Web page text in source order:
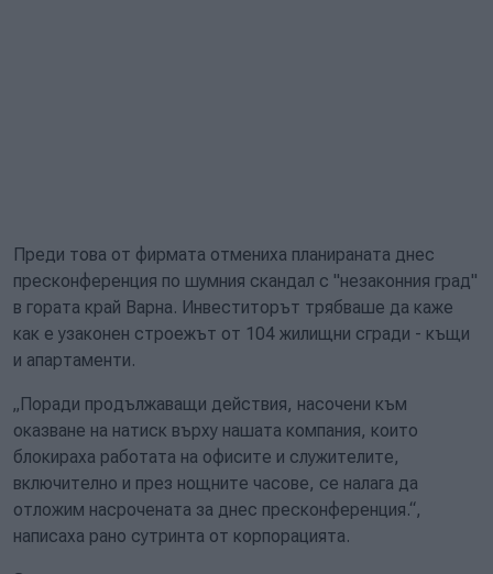
Преди това от фирмата отмениха планираната днес
пресконференция по шумния скандал с "незаконния град"
в гората край Варна. Инвеститорът трябваше да каже
как е узаконен строежът от 104 жилищни сгради - къщи
и апартаменти.
„Поради продължаващи действия, насочени към
оказване на натиск върху нашата компания, които
блокираха работата на офисите и служителите,
включително и през нощните часове, се налага да
отложим насрочената за днес пресконференция.“,
написаха рано сутринта от корпорацията.